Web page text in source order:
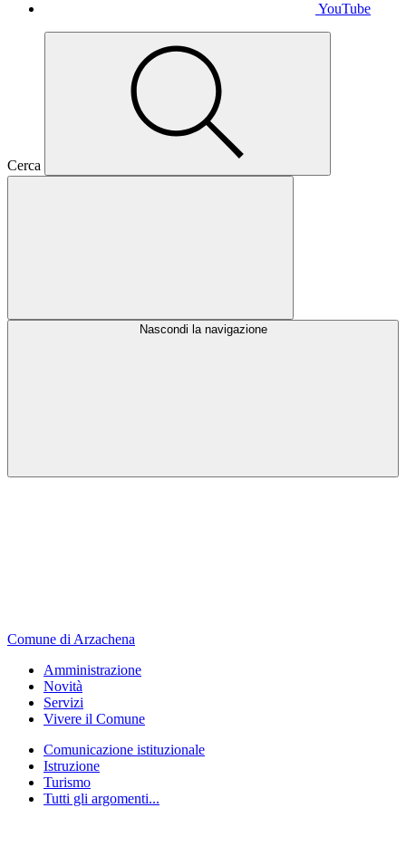
YouTube
Cerca
Nascondi la navigazione
Comune di Arzachena
Amministrazione
Novità
Servizi
Vivere il Comune
Comunicazione istituzionale
Istruzione
Turismo
Tutti gli argomenti...